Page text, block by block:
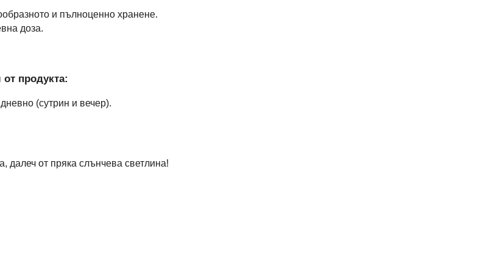
и пълноценно хранене.
доза.
продукта:
(сутрин и вечер).
далеч от пряка слънчева светлина!